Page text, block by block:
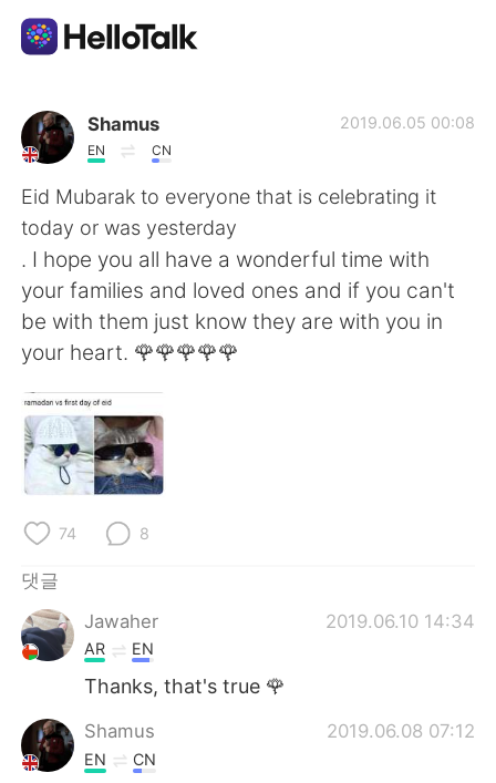
언어 교환 앱
AI Grammar Checker
한국어
简体中文
繁體中文
العربية
Indonesia
Türkçe
Português
Shamus
EN CN
2019.06.05 00:08
Eid Mubarak to everyone that is celebrating it
today or was yesterday
. I hope you all have a wonderful time with
your families and loved ones and if you can't
be with them just know they are with you in
your heart. 🌹🌹🌹🌹🌹
74 8
댓글
Jawaher
2019.06.10 14:34
AR EN
Thanks, that's true 🌹
Shamus 2019.06.08 07:12
EN CN